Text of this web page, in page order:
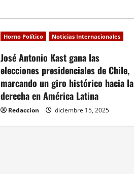
Horno Político Noticias Internacionales
José Antonio Kast gana las
elecciones presidenciales de Chile,
marcando un giro histórico hacia la
derecha en América Latina
Redaccion diciembre 15, 2025